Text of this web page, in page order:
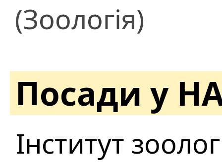
(Зоологія)
Посади у
Інститут